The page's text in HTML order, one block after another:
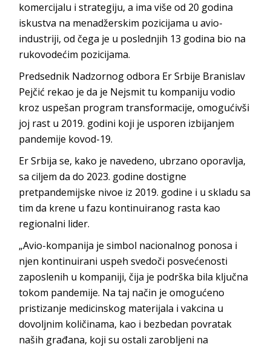
komercijalu i strategiju, a ima više od 20 godina
iskustva na menadžerskim pozicijama u avio-
industriji, od čega je u poslednjih 13 godina bio na
rukovodećim pozicijama.
Predsednik Nadzornog odbora Er Srbije Branislav
Pejčić rekao je da je Nejsmit tu kompaniju vodio
kroz uspešan program transformacije, omogućivši
joj rast u 2019. godini koji je usporen izbijanjem
pandemije kovod-19.
Er Srbija se, kako je navedeno, ubrzano oporavlja,
sa ciljem da do 2023. godine dostigne
pretpandemijske nivoe iz 2019. godine i u skladu sa
tim da krene u fazu kontinuiranog rasta kao
regionalni lider.
„Avio-kompanija je simbol nacionalnog ponosa i
njen kontinuirani uspeh svedoči posvećenosti
zaposlenih u kompaniji, čija je podrška bila ključna
tokom pandemije. Na taj način je omogućeno
pristizanje medicinskog materijala i vakcina u
dovoljnim količinama, kao i bezbedan povratak
naših građana, koji su ostali zarobljeni na